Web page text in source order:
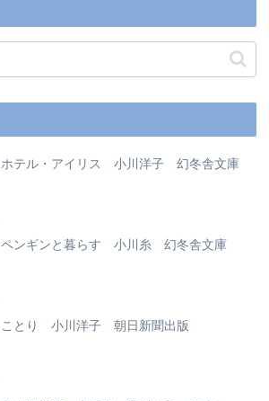
ホテル・アイリス 小川洋子 幻冬舎文庫
ペンギンと暮らす 小川糸 幻冬舎文庫
ことり 小川洋子 朝日新聞出版